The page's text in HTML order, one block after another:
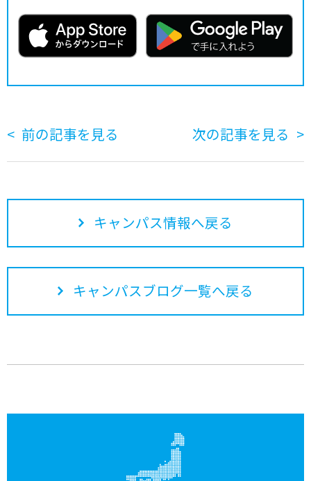
前の記事を見る 次の記事を見る
キャンパス情報へ戻る
キャンパスブログ一覧へ戻る